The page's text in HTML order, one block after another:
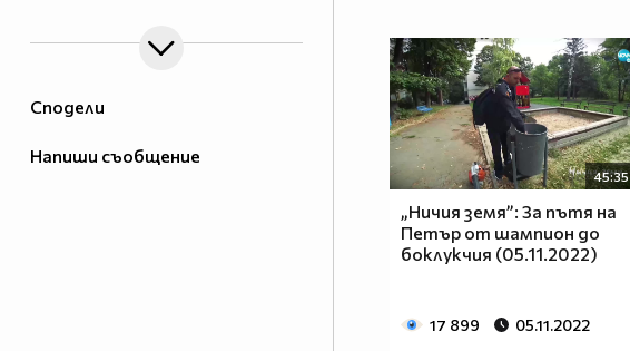
Сподели
Напиши съобщение
Даниела Тренчева и Елена
Чопакова, „виновна” за
Dikoff. Всяка събота те ще ни
да станат необикновени.
45:35
„Ничия земя”: За пътя на
Петър от шампион до
боклукчия (05.11.2022)
17 899 05.11.2022